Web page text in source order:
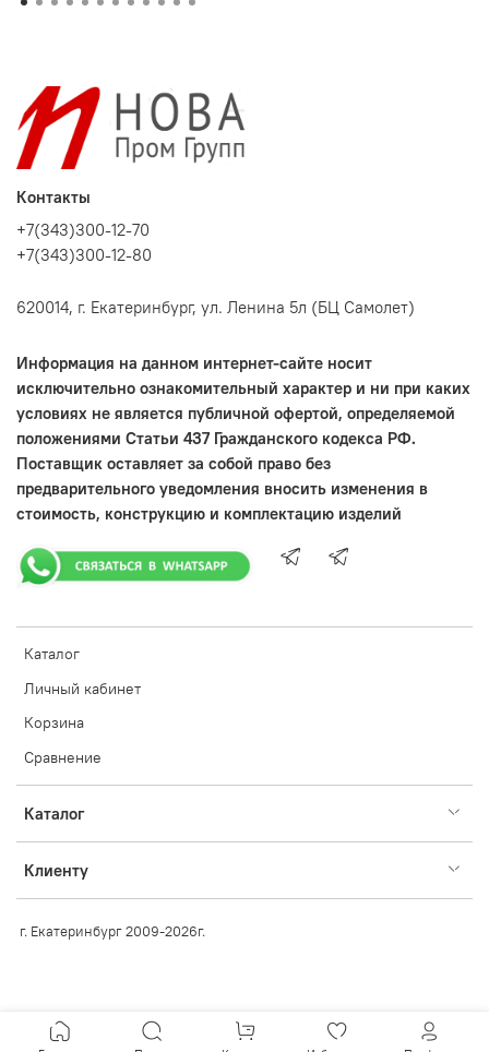
Каталог
Личный кабинет
Корзина
Сравнение
Каталог
Клиенту
Контакты
+7(343)300-12-70
+7(343)300-12-80
620014, г. Екатеринбург, ул. Ленина 5л (БЦ Самолет)
Информация на данном интернет-сайте носит
исключительно ознакомительный характер и ни при каких
условиях не является публичной офертой, определяемой
положениями Статьи 437 Гражданского кодекса РФ.
Поставщик оставляет за собой право без
предварительного уведомления вносить изменения в
стоимость, конструкцию и комплектацию изделий
г. Екатеринбург 2009-2026г.